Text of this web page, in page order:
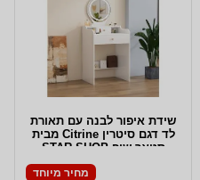
שידת איפור לבנה עם תאורת
לד דגם סיטרין Citrine מבית
סטאר שופ STAR SHOP
מחיר מיוחד